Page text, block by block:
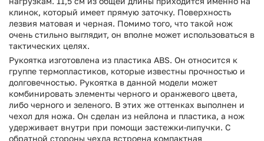
клинок, который имеет прямую заточку. Поверхность
лезвия матовая и черная. Помимо того, что такой нож
очень стильно выглядит, он вполне может использоваться в
тактических целях.
Рукоятка изготовлена из пластика ABS. Он относится к
группе термопластиков, которые известны прочностью и
долговечностью. Рукоятка в данной модели может
комбинировать элементы черного и оранжевого цвета,
либо черного и зеленого. В этих же оттенках выполнен и
чехол для ножа. Он сделан из нейлона и пластика, а нож
удерживает внутри при помощи застежки-липучки. С
обратной стороны чехла встроена компактная